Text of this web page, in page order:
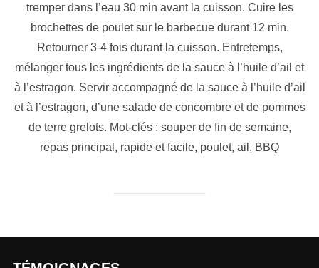
tremper dans l’eau 30 min avant la cuisson. Cuire les
brochettes de poulet sur le barbecue durant 12 min.
Retourner 3-4 fois durant la cuisson. Entretemps,
mélanger tous les ingrédients de la sauce à l’huile d’ail et
à l’estragon. Servir accompagné de la sauce à l’huile d’ail
et à l’estragon, d’une salade de concombre et de pommes
de terre grelots. Mot-clés : souper de fin de semaine,
repas principal, rapide et facile, poulet, ail, BBQ